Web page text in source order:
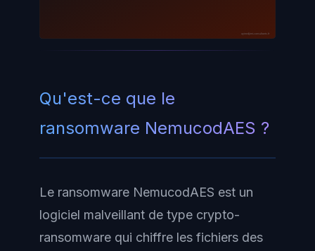
ayinedjimi-consultants.fr
Qu'est-ce que le
ransomware NemucodAES ?
Le ransomware NemucodAES est un
logiciel malveillant de type crypto-
ransomware qui chiffre les fichiers des